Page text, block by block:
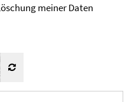
meiner Daten